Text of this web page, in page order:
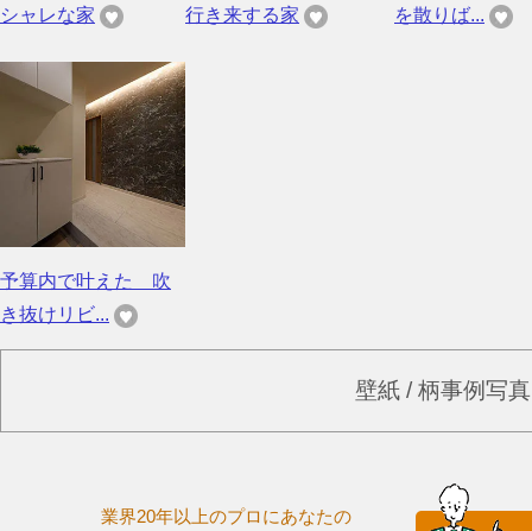
シャレな家
行き来する家
を散りば...
予算内で叶えた 吹
き抜けリビ...
壁紙 / 柄事例写
業界20年以上のプロにあなたの